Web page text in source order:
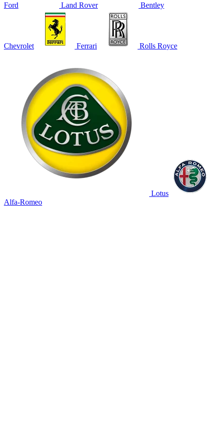
Ford Land Rover Bentley
Chevrolet Ferrari Rolls Royce
Lotus
Alfa-Romeo